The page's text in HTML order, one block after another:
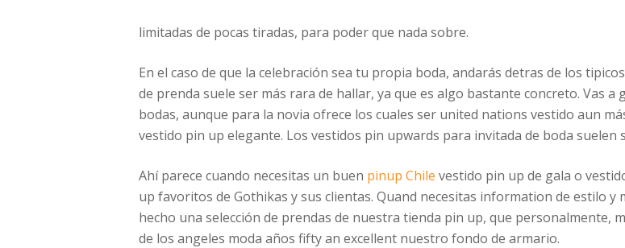
limitadas de pocas tiradas, para poder que nada sobre.
En el caso de que la celebración sea tu propia boda, andarás detras de los
de prenda suele ser más rara de hallar, ya que es algo bastante concreto. Vas
bodas, aunque para la novia ofrece los cuales ser united nations vestido aun
vestido pin up elegante. Los vestidos pin upwards para invitada de boda
Ahí parece cuando necesitas un buen pinup Chile vestido pin up de gala o
up favoritos de Gothikas y sus clientas. Quand necesitas information de estilo
hecho una selección de prendas de nuestra tienda pin up, que personalmente,
de los angeles moda años fifty an excellent nuestro fondo de armario.